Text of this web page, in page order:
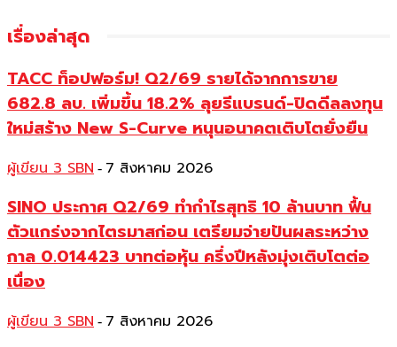
เรื่องล่าสุด
TACC ท็อปฟอร์ม! Q2/69 รายได้จากการขาย
682.8 ลบ. เพิ่มขึ้น 18.2% ลุยรีแบรนด์-ปิดดีลลงทุน
ใหม่สร้าง New S-Curve หนุนอนาคตเติบโตยั่งยืน
ผู้เขียน 3 SBN - 7 สิงหาคม 2026
SINO ประกาศ Q2/69 ทำกำไรสุทธิ 10 ล้านบาท ฟื้น
ตัวแกร่งจากไตรมาสก่อน เตรียมจ่ายปันผลระหว่าง
กาล 0.014423 บาทต่อหุ้น ครึ่งปีหลังมุ่งเติบโตต่อ
เนื่อง
ผู้เขียน 3 SBN - 7 สิงหาคม 2026